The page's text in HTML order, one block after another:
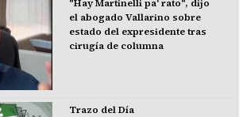
"Hay Martinelli pa' rato", dijo
el abogado Vallarino sobre
estado del expresidente tras
cirugía de columna
Trazo del Día